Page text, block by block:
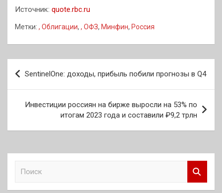
Источник: quote.rbc.ru
Метки: , Облигации, , ОФЗ, Минфин, Россия
Навигация
по
записям
SentinelOne: доходы, прибыль побили прогнозы в Q4
Инвестиции россиян на бирже выросли на 53% по
итогам 2023 года и составили ₽9,2 трлн